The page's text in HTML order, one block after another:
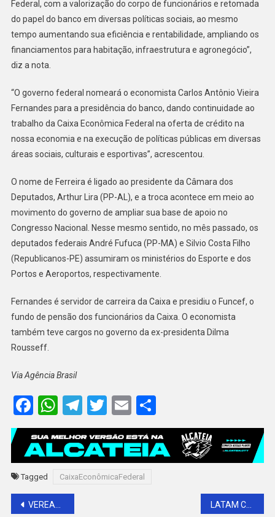
Federal, com a valorização do corpo de funcionários e retomada
do papel do banco em diversas políticas sociais, ao mesmo
tempo aumentando sua eficiência e rentabilidade, ampliando os
financiamentos para habitação, infraestrutura e agronegócio”,
diz a nota.
“O governo federal nomeará o economista Carlos Antônio Vieira
Fernandes para a presidência do banco, dando continuidade ao
trabalho da Caixa Econômica Federal na oferta de crédito na
nossa economia e na execução de políticas públicas em diversas
áreas sociais, culturais e esportivas”, acrescentou.
O nome de Ferreira é ligado ao presidente da Câmara dos
Deputados, Arthur Lira (PP-AL), e a troca acontece em meio ao
movimento do governo de ampliar sua base de apoio no
Congresso Nacional. Nesse mesmo sentido, no mês passado, os
deputados federais André Fufuca (PP-MA) e Silvio Costa Filho
(Republicanos-PE) assumiram os ministérios do Esporte e dos
Portos e Aeroportos, respectivamente.
Fernandes é servidor de carreira da Caixa e presidiu o Funcef, o
fundo de pensão dos funcionários da Caixa. O economista
também teve cargos no governo da ex-presidenta Dilma
Rousseff.
Via Agência Brasil
Facebook
WhatsApp
Telegram
Twitter
EmailShare
Tagged CaixaEconômicaFederal
Navegação
VEREADORES REPROVAM EMENDA PARA AUMENTAR DISTRIBUIÇÃO DE CNH GRATUITA EM BARAÚNA LATAM COMEÇA VENDER BILHETES DE NOVOS VOOS PARA NATAL E MOSSORÓ